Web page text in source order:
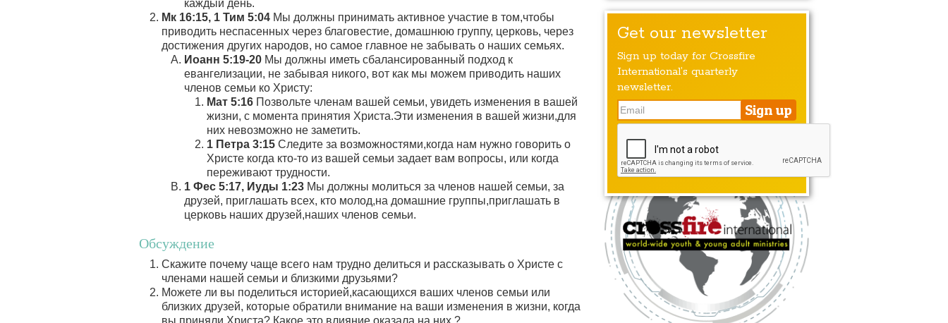
каждый день.
Мк 16:15, 1 Тим 5:04 Мы должны принимать активное участие в том,чтобы
приводить неспасенных через благовестие, домашнюю группу, церковь, через
достижения других народов, но самое главное не забывать о наших семьях.
Иоанн 5:19-20 Мы должны иметь сбалансированный подход к
евангелизации, не забывая никого, вот как мы можем приводить наших
членов семьи ко Христу:
Мат 5:16 Позвольте членам вашей семьи, увидеть изменения в вашей
жизни, с момента принятия Христа.Эти изменения в вашей жизни,для
них невозможно не заметить.
1 Петра 3:15 Следите за возможностями,когда нам нужно говорить о
Христе когда кто-то из вашей семьи задает вам вопросы, или когда
переживают трудности.
1 Фес 5:17, Иуды 1:23 Мы должны молиться за членов нашей семьи, за
друзей, приглашать всех, кто молод,на домашние группы,приглашать в
церковь наших друзей,наших членов семьи.
Обсуждение
Скажите почему чаще всего нам трудно делиться и рассказывать о Христе с
членами нашей семьи и близкими друзьями?
Можете ли вы поделиться историей,касающихся ваших членов семьи или
близких друзей, которые обратили внимание на ваши изменения в жизни, когда
вы приняли Христа? Какое это влияние оказала на них ?
Get our newsletter
Sign up today for Crossfire
International’s quarterly
newsletter.